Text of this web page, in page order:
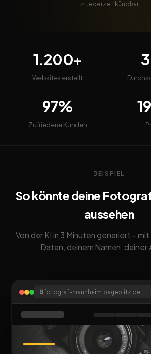
✓ Jederzeit kündbar
1.200+
Websites erstellt
97%
Zufriedene Kunden
BEISPIEL
So könnte deine
aussehen
Von der KI in 3 Minuten generiert –
Daten, deinem Namen, deiner
🔒fotograf-mannheim.pageblitz.de